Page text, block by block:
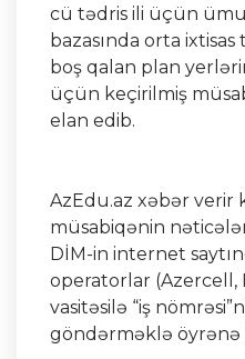
cü tədris ili üçün
bazasında orta
boş qalan plan
üçün keçirilmiş
elan edib.
AzEdu.az xəbər verir
müsabiqənin
DİM-in internet
operatorlar (Azercell,
vasitəsilə “iş
göndərməklə öyrənə